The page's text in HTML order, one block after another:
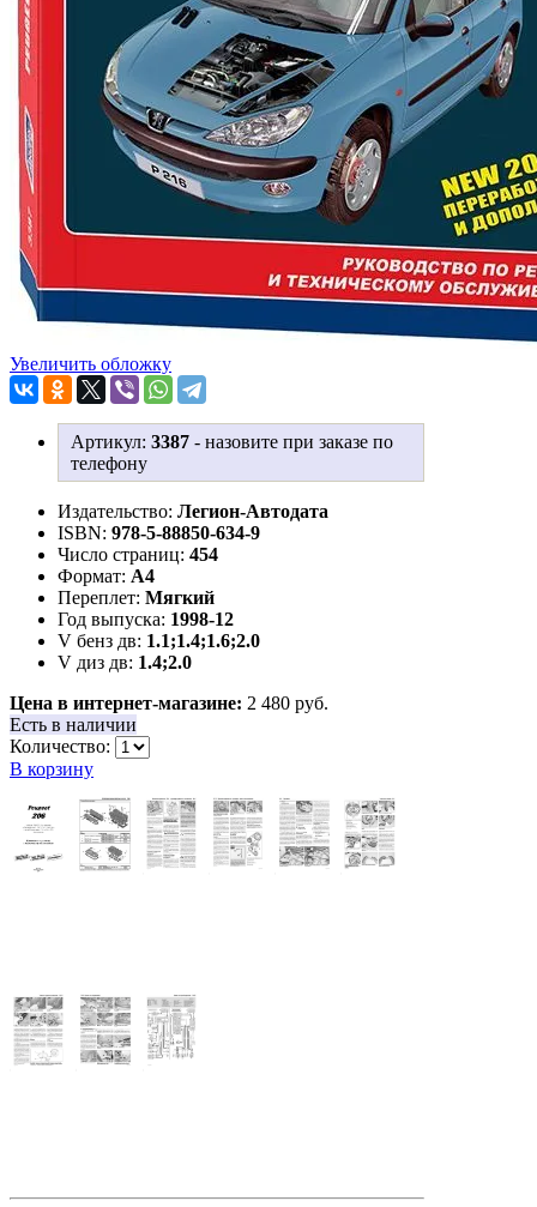
Увеличить обложку
Артикул: 3387 - назовите при заказе по
телефону
Издательство: Легион-Aвтодата
ISBN: 978-5-88850-634-9
Число страниц: 454
Формат: А4
Переплет: Мягкий
Год выпуска: 1998-12
V бенз дв: 1.1;1.4;1.6;2.0
V диз дв: 1.4;2.0
Цена в интернет-магазине: 2 480 руб.
Есть в наличии
Количество:
В корзину